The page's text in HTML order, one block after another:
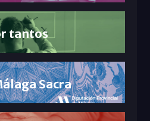
tantos
Sacra